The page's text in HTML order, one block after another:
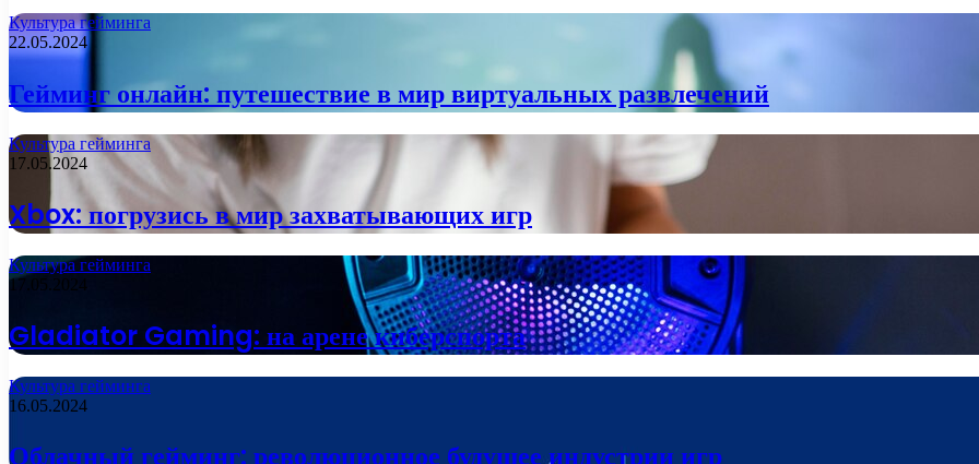
Культура гейминга
22.05.2024
Гейминг онлайн: путешествие в мир виртуальных развлечений
Культура гейминга
17.05.2024
Xbox: погрузись в мир захватывающих игр
Культура гейминга
17.05.2024
Gladiator Gaming: на арене киберспорта
Культура гейминга
16.05.2024
Облачный гейминг: революционное будущее индустрии игр